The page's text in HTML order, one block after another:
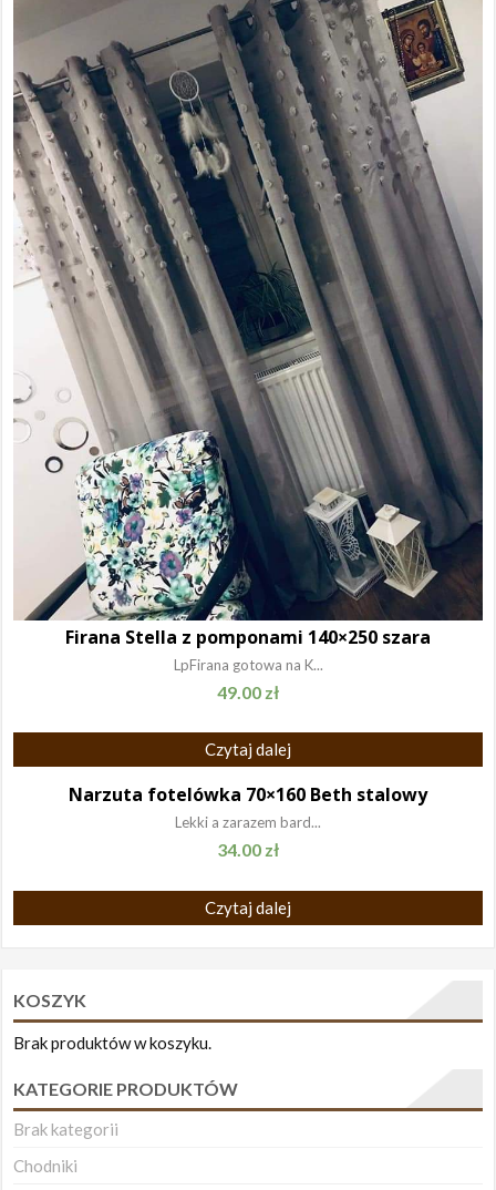
Firana Stella z pomponami 140×250 szara
LpFirana gotowa na K...
49.00 zł
Czytaj dalej
Narzuta fotelówka 70×160 Beth stalowy
Lekki a zarazem bard...
34.00 zł
Czytaj dalej
KOSZYK
Brak produktów w koszyku.
KATEGORIE PRODUKTÓW
Brak kategorii
Chodniki